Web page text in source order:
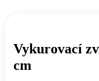
Vykurovací
cm